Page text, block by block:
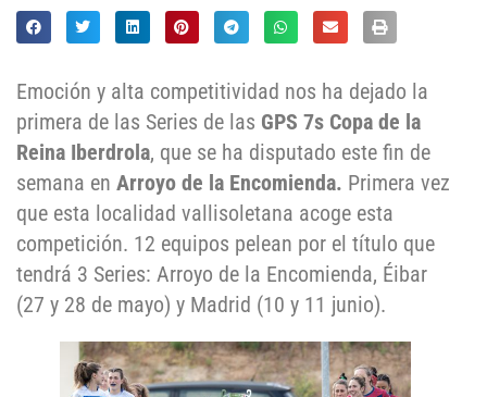
Emoción y alta competitividad nos ha dejado la
primera de las Series de las GPS 7s Copa de la
Reina Iberdrola, que se ha disputado este fin de
semana en Arroyo de la Encomienda. Primera vez
que esta localidad vallisoletana acoge esta
competición. 12 equipos pelean por el título que
tendrá 3 Series: Arroyo de la Encomienda, Éibar
(27 y 28 de mayo) y Madrid (10 y 11 junio).